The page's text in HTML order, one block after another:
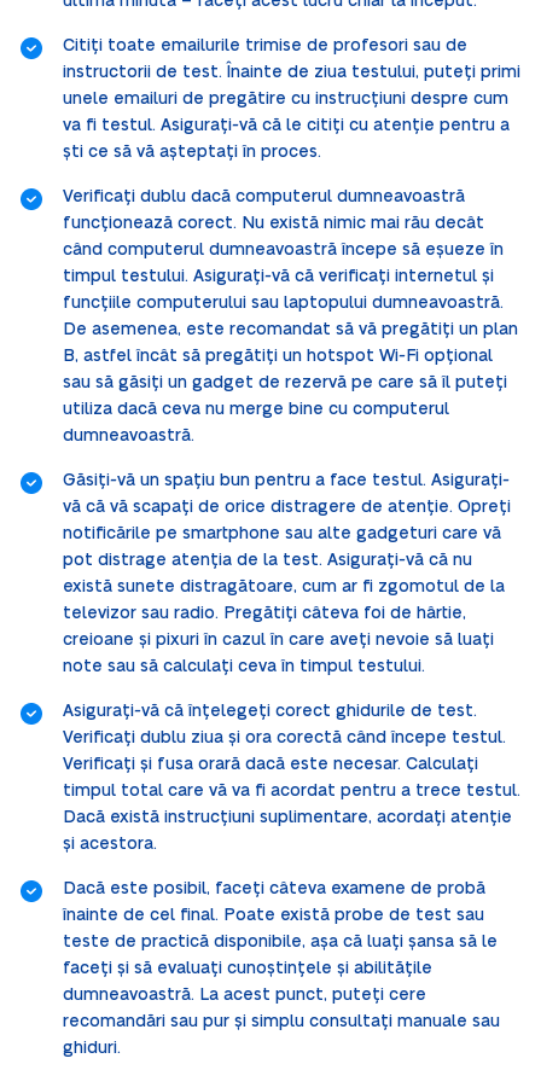
Citiți toate emailurile trimise de profesori sau de
instructorii de test. Înainte de ziua testului, puteți primi
unele emailuri de pregătire cu instrucțiuni despre cum
va fi testul. Asigurați-vă că le citiți cu atenție pentru a
ști ce să vă așteptați în proces.
Verificați dublu dacă computerul dumneavoastră
funcționează corect. Nu există nimic mai rău decât
când computerul dumneavoastră începe să eșueze în
timpul testului. Asigurați-vă că verificați internetul și
funcțiile computerului sau laptopului dumneavoastră.
De asemenea, este recomandat să vă pregătiți un plan
B, astfel încât să pregătiți un hotspot Wi-Fi opțional
sau să găsiți un gadget de rezervă pe care să îl puteți
utiliza dacă ceva nu merge bine cu computerul
dumneavoastră.
Găsiți-vă un spațiu bun pentru a face testul. Asigurați-
vă că vă scapați de orice distragere de atenție. Opreți
notificările pe smartphone sau alte gadgeturi care vă
pot distrage atenția de la test. Asigurați-vă că nu
există sunete distragătoare, cum ar fi zgomotul de la
televizor sau radio. Pregătiți câteva foi de hârtie,
creioane și pixuri în cazul în care aveți nevoie să luați
note sau să calculați ceva în timpul testului.
Asigurați-vă că înțelegeți corect ghidurile de test.
Verificați dublu ziua și ora corectă când începe testul.
Verificați și fusa orară dacă este necesar. Calculați
timpul total care vă va fi acordat pentru a trece testul.
Dacă există instrucțiuni suplimentare, acordați atenție
și acestora.
Dacă este posibil, faceți câteva examene de probă
înainte de cel final. Poate există probe de test sau
teste de practică disponibile, așa că luați șansa să le
faceți și să evaluați cunoștințele și abilitățile
dumneavoastră. La acest punct, puteți cere
recomandări sau pur și simplu consultați manuale sau
ghiduri.